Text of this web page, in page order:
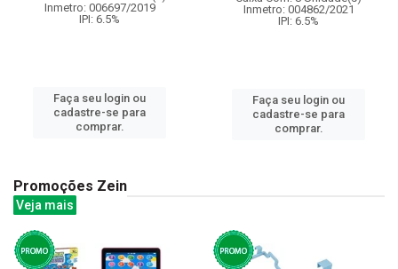
Inmetro: 006697/2019
IPI: 6.5%
Faça seu login ou
cadastre-se para
comprar.
Inmetro: 004862/2021
IPI: 6.5%
Faça seu login ou
cadastre-se para
comprar.
Promoções Zein
Veja mais